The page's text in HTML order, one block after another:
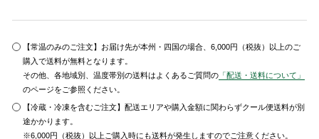
【常温のみのご注文】お届け先が本州・四国の場合、6,000円（税抜）以上のご
購入で送料が無料となります。
その他、各地域別、温度帯別の送料はよくあるご質問の 「配送・送料について」
のページをご参照ください。
【冷蔵・冷凍を含むご注文】配送エリアや購入金額に関わらずクール便送料が別
途かかります。
※6,000円（税抜）以上ご購入時にも送料が発生しますのでご注意ください。